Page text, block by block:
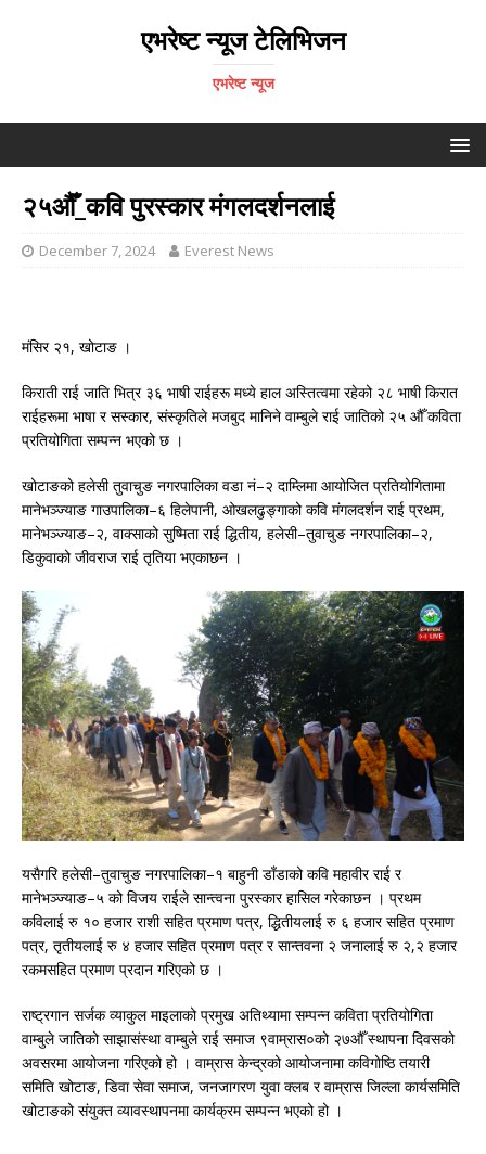
एभरेष्ट न्यूज टेलिभिजन
एभरेष्ट न्यूज
२५औँ_कवि पुरस्कार मंगलदर्शनलाई
December 7, 2024 Everest News
मंसिर २१, खोटाङ ।
किराती राई जाति भित्र ३६ भाषी राईहरू मध्ये हाल अस्तित्वमा रहेको २८ भाषी किरात
राईहरूमा भाषा र सस्कार, संस्कृतिले मजबुद मानिने वाम्बुले राई जातिको २५ औँ कविता
प्रतियोगिता सम्पन्न भएको छ ।
खोटाङको हलेसी तुवाचुङ नगरपालिका वडा नं–२ दाम्लिमा आयोजित प्रतियोगितामा
मानेभञ्ज्याङ गाउपालिका–६ हिलेपानी, ओखलढुङ्गाको कवि मंगलदर्शन राई प्रथम,
मानेभञ्ज्याङ–२, वाक्साको सुष्मिता राई द्धितीय, हलेसी–तुवाचुङ नगरपालिका–२,
डिकुवाको जीवराज राई तृतिया भएकाछन ।
यसैगरि हलेसी–तुवाचुङ नगरपालिका–१ बाहुनी डाँडाको कवि महावीर राई र
मानेभञ्ज्याङ–५ को विजय राईले सान्त्वना पुरस्कार हासिल गरेकाछन । प्रथम
कविलाई रु १० हजार राशी सहित प्रमाण पत्र, द्धितीयलाई रु ६ हजार सहित प्रमाण
पत्र, तृतीयलाई रु ४ हजार सहित प्रमाण पत्र र सान्तवना २ जनालाई रु २,२ हजार
रकमसहित प्रमाण प्रदान गरिएको छ ।
राष्ट्रगान सर्जक व्याकुल माइलाको प्रमुख अतिथ्यामा सम्पन्न कविता प्रतियोगिता
वाम्बुले जातिको साझासंस्था वाम्बुले राई समाज ९वाम्रास०को २७औँ स्थापना दिवसको
अवसरमा आयोजना गरिएको हो । वाम्रास केन्द्रको आयोजनामा कविगोष्ठि तयारी
समिति खोटाङ, डिवा सेवा समाज, जनजागरण युवा क्लब र वाम्रास जिल्ला कार्यसमिति
खोटाङको संयुक्त व्यावस्थापनमा कार्यक्रम सम्पन्न भएको हो ।